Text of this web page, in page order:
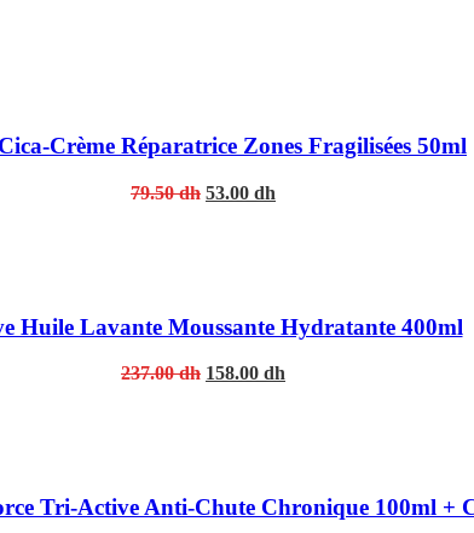
Crème Réparatrice Zones Fragilisées 50ml
79.50dh Original
53.00 dh
Huile Lavante Moussante Hydratante 400ml
237.00dh Original
158.00 dh
Tri-Active Anti-Chute Chronique 100ml +